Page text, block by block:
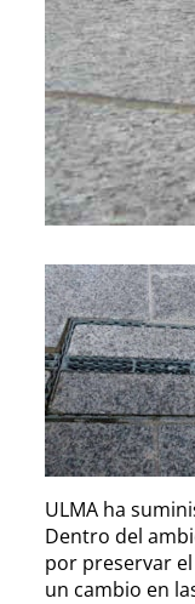
ULMA ha
Dentro del
por preservar
un cambio en